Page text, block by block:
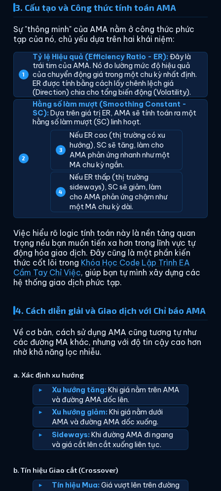
3. Cấu tạo và Công thức tính toán AMA
Sự "thông minh" của AMA nằm ở công thức phức
tạp của nó, chủ yếu dựa trên hai khái niệm:
Tỷ lệ Hiệu quả (Efficiency Ratio - ER):Đây là
trái tim của AMA. Nó đo lường mức độ hiệu quả
của chuyển động giá trong một chu kỳ nhất định.
ER được tính bằng cách lấy chênh lệch giá
(Direction) chia cho tổng biến động (Volatility).
Hằng số làm mượt (Smoothing Constant -
SC):Dựa trên giá trị ER, AMA sẽ tính toán ra một
hằng số làm mượt (SC) linh hoạt.
Nếu ER cao (thị trường có xu
hướng), SC sẽ tăng, làm cho
AMA phản ứng nhanh như một
MA chu kỳ ngắn.
Nếu ER thấp (thị trường
sideways), SC sẽ giảm, làm
cho AMA phản ứng chậm như
một MA chu kỳ dài.
Việc hiểu rõ logic tính toán này là nền tảng quan
trọng nếu bạn muốn tiến xa hơn trong lĩnh vực tự
động hóa giao dịch. Đây cũng là một phần kiến
thức cốt lõi trong Khóa Học Code Lập Trình EA
Cầm Tay Chỉ Việc, giúp bạn tự mình xây dựng các
hệ thống giao dịch phức tạp.
4. Cách diễn giải và Giao dịch với Chỉ báo AMA
Về cơ bản, cách sử dụng AMA cũng tương tự như
các đường MA khác, nhưng với độ tin cậy cao hơn
nhờ khả năng lọc nhiễu.
a. Xác định xu hướng
Xu hướng tăng:Khi giá nằm trên AMA
và đường AMA dốc lên.
Xu hướng giảm: Khi giá nằm dưới
AMA và đường AMA dốc xuống.
Sideways:Khi đường AMA đi ngang
và giá cắt lên cắt xuống liên tục.
b. Tín hiệu Giao cắt (Crossover)
Tín hiệu Mua:Giá vượt lên trên đường